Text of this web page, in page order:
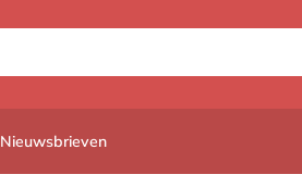
Nieuwsbrieven